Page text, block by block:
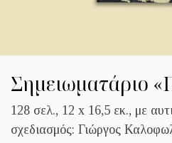
Σημειωματάριο
128 σελ., 12 x 16,5 εκ., με
σχεδιασμός: Γιώργος